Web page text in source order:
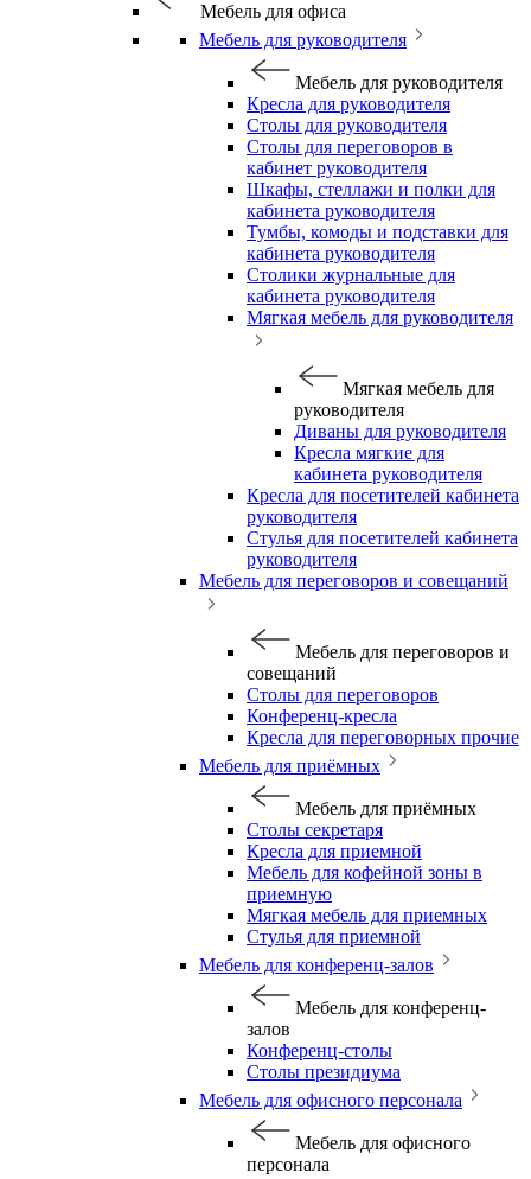
Мебель для офиса
Мебель для руководителя
Мебель для руководителя
Кресла для руководителя
Столы для руководителя
Столы для переговоров в
кабинет руководителя
Шкафы, стеллажи и полки для
кабинета руководителя
Тумбы, комоды и подставки для
кабинета руководителя
Столики журнальные для
кабинета руководителя
Мягкая мебель для руководителя
Мягкая мебель для
руководителя
Диваны для руководителя
Кресла мягкие для
кабинета руководителя
Кресла для посетителей кабинета
руководителя
Стулья для посетителей кабинета
руководителя
Мебель для переговоров и совещаний
Мебель для переговоров и
совещаний
Столы для переговоров
Конференц-кресла
Кресла для переговорных прочие
Мебель для приёмных
Мебель для приёмных
Столы секретаря
Кресла для приемной
Мебель для кофейной зоны в
приемную
Мягкая мебель для приемных
Стулья для приемной
Мебель для конференц-залов
Мебель для конференц-
залов
Конференц-столы
Столы президиума
Мебель для офисного персонала
Мебель для офисного
персонала